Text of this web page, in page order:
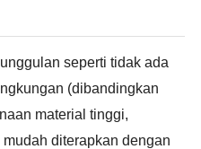
seperti tidak ada
(dibandingkan
material tinggi,
diterapkan dengan